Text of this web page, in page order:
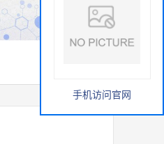
手机访问官网